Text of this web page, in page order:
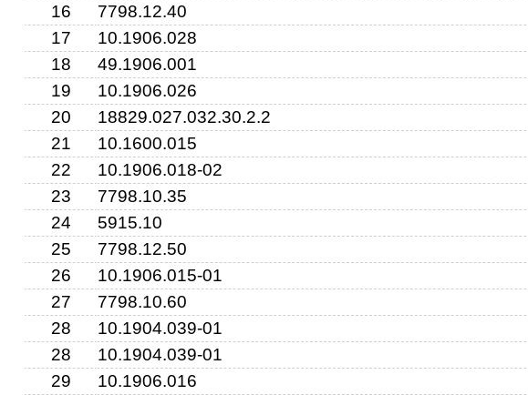
3
4
16
7798.12.40
17
10.1906.028
18
49.1906.001
19
10.1906.026
20
18829.027.032.30.2.2
21
10.1600.015
22
10.1906.018-02
23
7798.10.35
24
5915.10
25
7798.12.50
26
10.1906.015-01
27
7798.10.60
28
10.1904.039-01
28
10.1904.039-01
29
10.1906.016